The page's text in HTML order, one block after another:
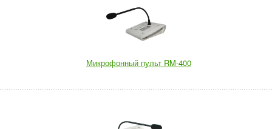
Микрофонный пульт RM-400